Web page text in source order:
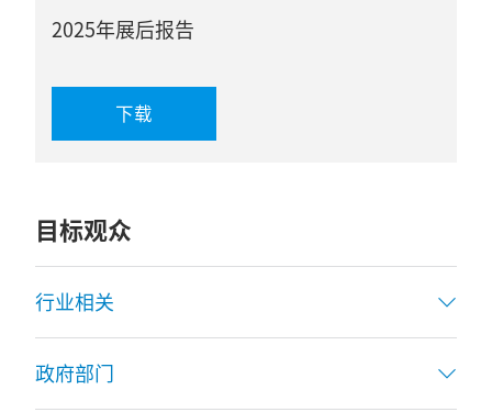
2025年展后报告
下载
目标观众
行业相关
政府部门